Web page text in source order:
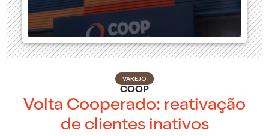
VAREJO
COOP
Volta Cooperado: reativação
de clientes inativos